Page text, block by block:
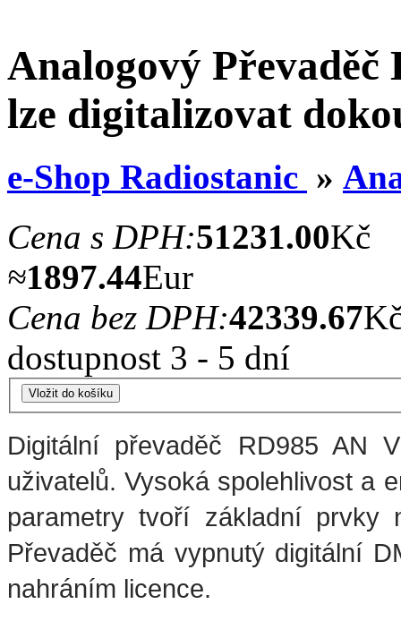
Analogový
lze digitalizovat
e-Shop Radiostanic »
Cena s DPH:51231.00Kč
≈1897.44Eur
Cena bez DPH:42339.67
dostupnost 3 - 5 dní
Digitální převaděč RD985 AN
uživatelů. Vysoká spolehlivost a
parametry tvoří základní prvky
Převaděč má vypnutý digitální
nahráním licence.